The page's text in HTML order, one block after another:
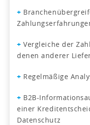
+
+Vergleiche der
denen anderer
+ Regelmäßige
+ B2B-
einer
Datenschutz